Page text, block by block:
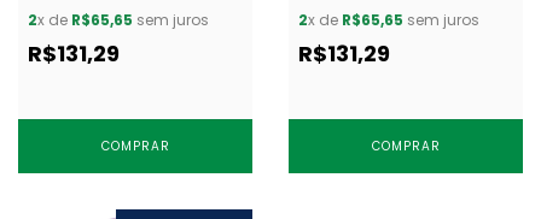
2x de R$65,65 sem juros
R$131,29
COMPRAR
2x de R$65,65 sem juros
R$131,29
COMPRAR